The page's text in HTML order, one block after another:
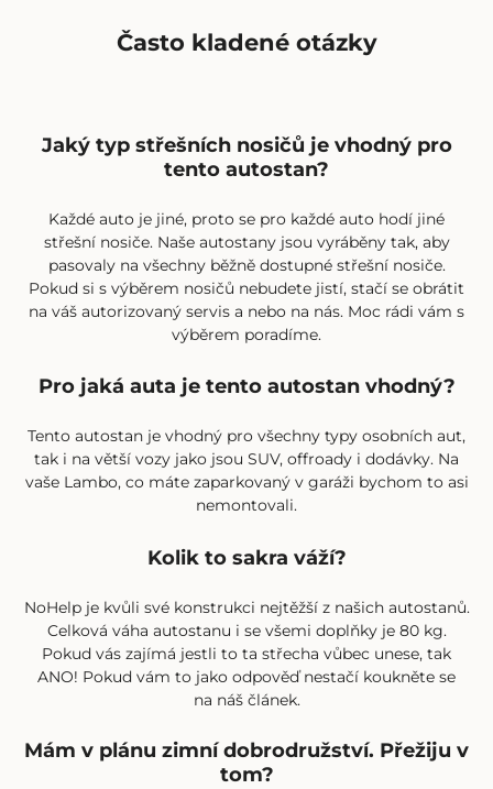
Často kladené otázky
Jaký typ střešních nosičů je vhodný pro
tento autostan?
Každé auto je jiné, proto se pro každé auto hodí jiné
střešní nosiče. Naše autostanyjsou vyráběny tak, aby
pasovaly na všechny běžně dostupné střešní nosiče.
Pokud si s výběrem nosičů nebudete jistí, stačí se obrátit
na váš autorizovaný servis a nebo na nás. Moc rádi vám s
výběrem poradíme.
Pro jaká auta je tento autostan vhodný?
Tento autostan je vhodný pro všechny typy osobních aut,
tak i na větší vozy jako jsou SUV, offroady i dodávky. Na
vaše Lambo, co máte zaparkovaný v garáži bychom to asi
nemontovali.
Kolik to sakra váží?
NoHelp je kvůli své konstrukci nejtěžší z našich autostanů.
Celková váha autostanu i se všemi doplňky je 80 kg.
Pokud vás zajímá jestli to ta střecha vůbec unese, tak
ANO! Pokud vám to jako odpověď nestačí koukněte se
na náš článek.
Mám v plánu zimní dobrodružství. Přežiju v
tom?